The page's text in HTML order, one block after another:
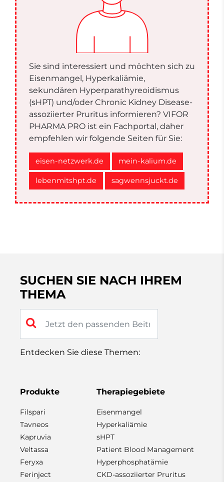
Sie sind interessiert und möchten sich zu
Eisenmangel, Hyperkaliämie,
sekundären Hyperparathyreoidismus
(sHPT) und/oder Chronic Kidney Disease-
assoziierter Pruritus informieren? VIFOR
PHARMA PRO ist ein Fachportal, daher
empfehlen wir folgende Seiten für Sie:
eisen-netzwerk.de mein-kalium.de
lebenmitshpt.de sagwennsjuckt.de
SUCHEN SIE NACH IHREM
THEMA
Entdecken Sie diese Themen:
Produkte
Filspari
Tavneos
Kapruvia
Veltassa
Feryxa
Ferinject
Therapiegebiete
Eisenmangel
Hyperkaliämie
sHPT
Patient Blood Management
Hyperphosphatämie
CKD-assoziierter Pruritus